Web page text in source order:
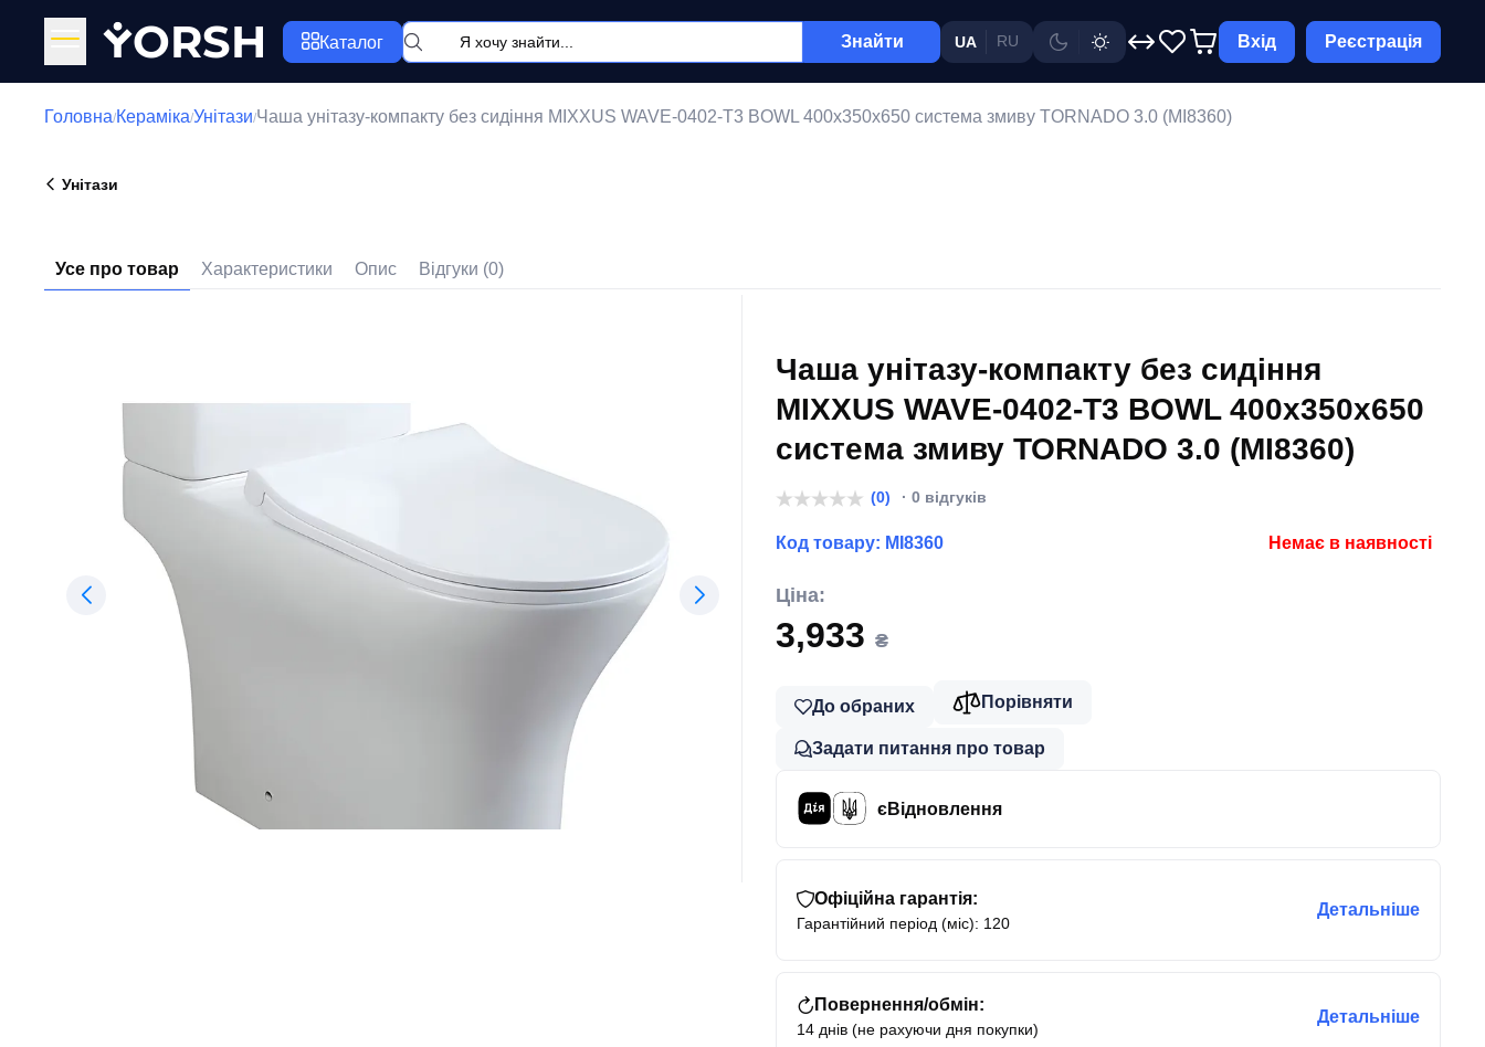
YORSH Каталог Знайти UA RU Вхід Реєстрація
Головна/Кераміка/Унітази/Чаша унітазу-компакту без сидіння MIXXUS WAVE-0402-T3 BOWL 400x350x650 система змиву TORNADO 3.0 (MI8360)
Унітази
Усе про товар Характеристики Опис Відгуки (0)
Чаша унітазу-компакту без сидіння
MIXXUS WAVE-0402-T3 BOWL 400x350x650
система змиву TORNADO 3.0 (MI8360)
(0) · 0 відгуків
Код товару: MI8360 Немає в наявності
Ціна:
3,933 ₴
До обраних Порівняти
Задати питання про товар
єВідновлення
Офіційна гарантія:
Гарантійний період (міс): 120
Детальніше
Повернення/обмін:
14 днів (не рахуючи дня покупки)
Детальніше